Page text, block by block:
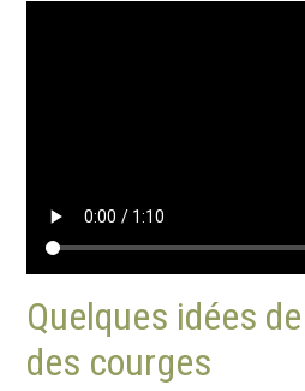
Quelques idées
des courges